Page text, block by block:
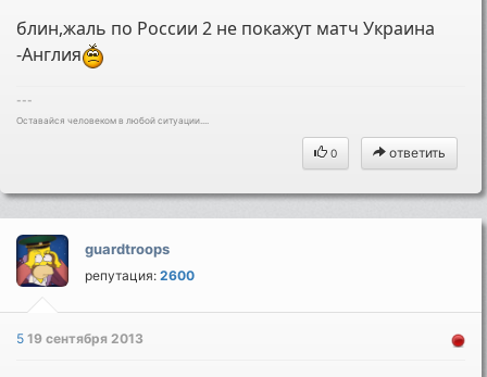
блин,жаль по России 2 не покажут матч Украина
-Англия
---
Оставайся человеком в любой ситуации....
0 ответить
guardtroops
репутация:2600
519 сентября 2013